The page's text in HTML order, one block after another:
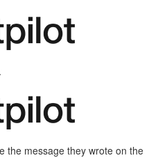
the message they wrote on the